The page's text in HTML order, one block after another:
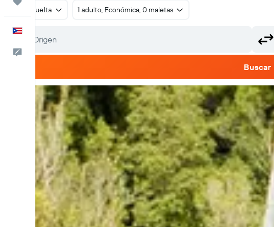
Ida y vuelta 1 adulto, Económica, 0 maletas
Buscar